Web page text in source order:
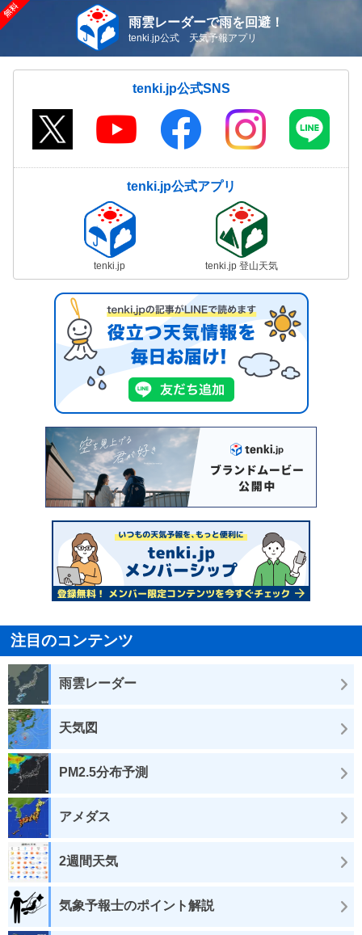
雨雲レーダーで雨を回避！
tenki.jp公式 天気予報アプリ
tenki.jp公式SNS
tenki.jp公式アプリ
tenki.jp tenki.jp 登山天気
注目のコンテンツ
雨雲レーダー
天気図
PM2.5分布予測
アメダス
2週間天気
気象予報士のポイント解説